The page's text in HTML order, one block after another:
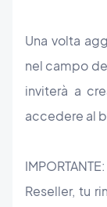
Una volta
nel campo
inviterà a
accedere al
Reseller, tu